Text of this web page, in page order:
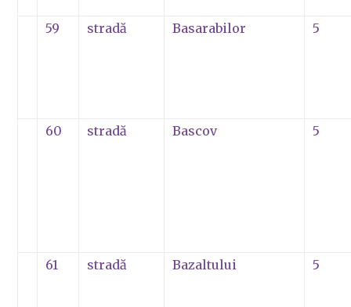
59 stradă Basarabilor 5
60 stradă Bascov 5
61 stradă Bazaltului 5